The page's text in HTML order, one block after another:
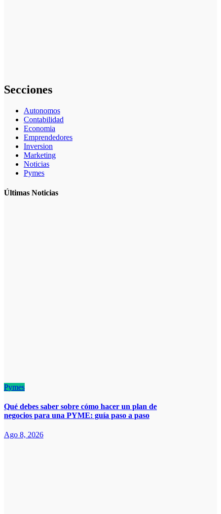
Secciones
Autonomos
Contabilidad
Economia
Emprendedores
Inversion
Marketing
Noticias
Pymes
Últimas Noticias
Pymes
Qué debes saber sobre cómo hacer un plan de
negocios para una PYME: guía paso a paso
Ago 8, 2026